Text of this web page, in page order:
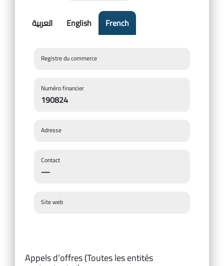
العربية English French
Registre du commerce
Numéro financier
190824
Adresse
Contact
—
Site web
Appels d’offres (Toutes les entités